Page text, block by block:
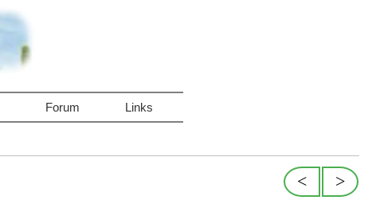
Forum Links
>
<